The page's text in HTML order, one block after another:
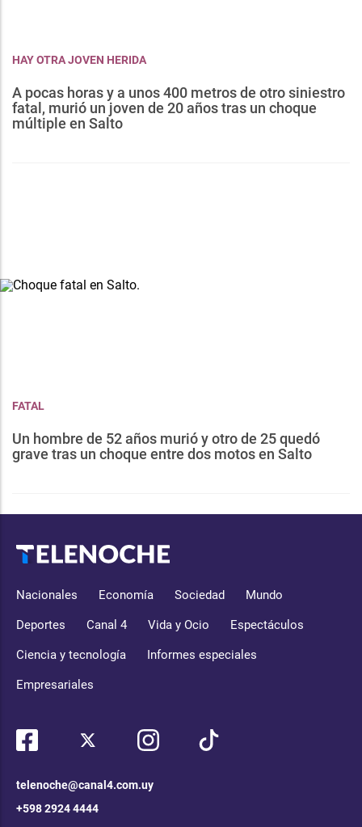
HAY OTRA JOVEN HERIDA
A pocas horas y a unos 400 metros de otro siniestro
fatal, murió un joven de 20 años tras un choque
múltiple en Salto
FATAL
Un hombre de 52 años murió y otro de 25 quedó
grave tras un choque entre dos motos en Salto
Nacionales Economía Sociedad Mundo
Deportes Canal 4 Vida y Ocio Espectáculos
Ciencia y tecnología Informes especiales
Empresariales
telenoche@canal4.com.uy
+598 2924 4444